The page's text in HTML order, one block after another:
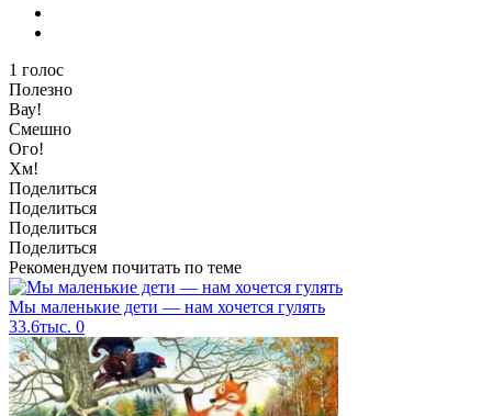
1 голос
Полезно
Вау!
Смешно
Ого!
Хм!
Поделиться
Поделиться
Поделиться
Поделиться
Рекомендуем почитать по теме
Мы маленькие дети — нам хочется гулять
33.6тыс. 0